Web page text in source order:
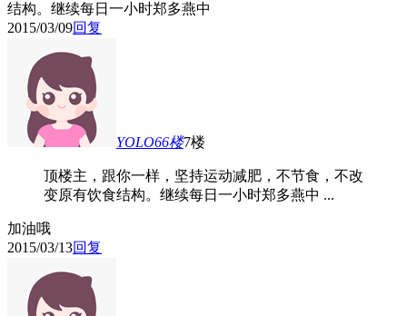
结构。继续每日一小时郑多燕中
2015/03/09回复
YOLO66楼7楼
顶楼主，跟你一样，坚持运动减肥，不节食，不改
变原有饮食结构。继续每日一小时郑多燕中 ...
加油哦
2015/03/13回复